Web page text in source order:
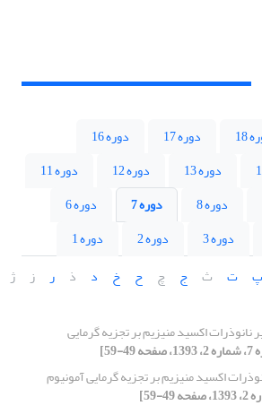
18 دوره 17
دوره 16
دوره 13 دوره 12
دوره 11
دوره 8 دوره 7
دوره 6
دوره 3 دوره 2
دوره 1
پ ت ث ج چ ح خ د ذ ر ز ژ
نانوذرات اکسید منیزیم بر تجزیه گرمایی
59]
اکسید منیزیم بر تجزیه گرمایی آمونیوم